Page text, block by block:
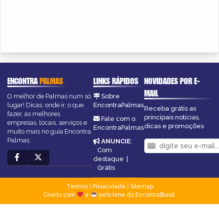
ENCONTRAPALMAS
O melhor de Palmas num só
lugar! Dicas, onde ir, o que
fazer, as melhores
empresas, locais, serviços e
muito mais no guia Encontra
Palmas.
LINKS RÁPIDOS
Sobre
EncontraPalmas
Fale com o
EncontraPalmas
ANUNCIE:
Com
destaque |
Grátis
NOVIDADES POR E-
MAIL
Receba grátis as
principais notícias,
dicas e promoções
Termos| Privacidade
Sitemap
Criado com
e pelo time do EncontraBrasil